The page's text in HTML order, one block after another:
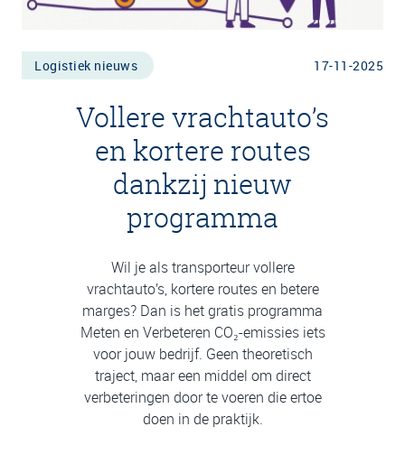
Logistiek nieuws 17-11-2025
Vollere vrachtauto’s
en kortere routes
dankzij nieuw
programma
Wil je als transporteur vollere
vrachtauto’s, kortere routes en betere
marges? Dan is het gratis programma
Meten en Verbeteren CO₂-emissies iets
voor jouw bedrijf. Geen theoretisch
traject, maar een middel om direct
verbeteringen door te voeren die ertoe
doen in de praktijk.